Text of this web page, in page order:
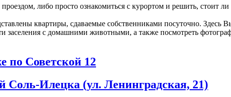
либо просто ознакомиться с курортом и решить, стоит ли
квартиры, сдаваемые собственниками посуточно.
заселения с домашними животными, а также посмотреть
по Советской 12
Соль-Илецка (ул. Ленинградская, 21)